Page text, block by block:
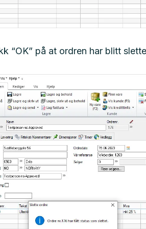
“OK” på at ordren har blitt